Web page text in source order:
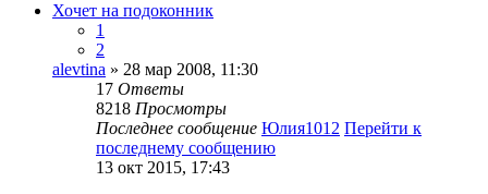
Хочет на подоконник
1
2
alevtina » 28 мар 2008, 11:30
17 Ответы
8218 Просмотры
Последнее сообщение Юлия1012 Перейти к
последнему сообщению
13 окт 2015, 17:43